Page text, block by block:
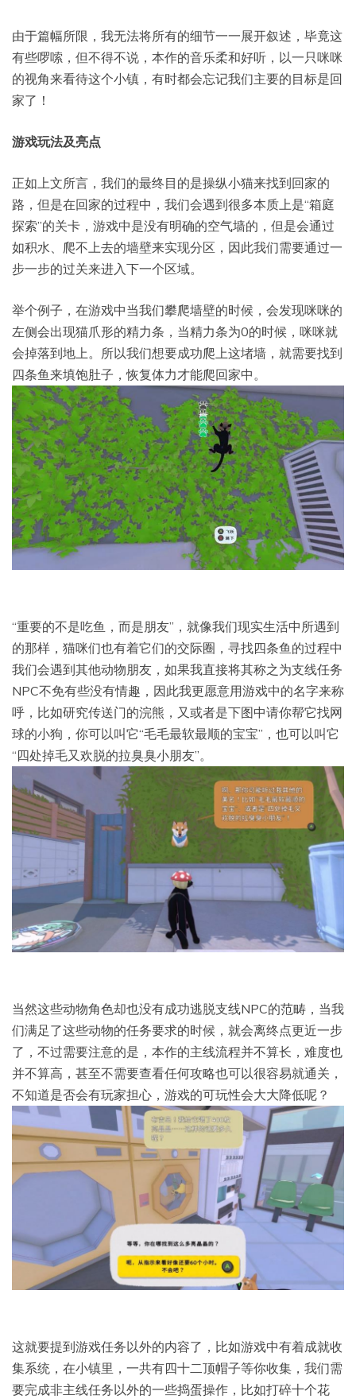
由于篇幅所限，我无法将所有的细节一一展开叙述，毕竟这
有些啰嗦，但不得不说，本作的音乐柔和好听，以一只咪咪
的视角来看待这个小镇，有时都会忘记我们主要的目标是回
家了！
游戏玩法及亮点
正如上文所言，我们的最终目的是操纵小猫来找到回家的
路，但是在回家的过程中，我们会遇到很多本质上是“箱庭
探索”的关卡，游戏中是没有明确的空气墙的，但是会通过
如积水、爬不上去的墙壁来实现分区，因此我们需要通过一
步一步的过关来进入下一个区域。
举个例子，在游戏中当我们攀爬墙壁的时候，会发现咪咪的
左侧会出现猫爪形的精力条，当精力条为0的时候，咪咪就
会掉落到地上。所以我们想要成功爬上这堵墙，就需要找到
四条鱼来填饱肚子，恢复体力才能爬回家中。
“重要的不是吃鱼，而是朋友”，就像我们现实生活中所遇到
的那样，猫咪们也有着它们的交际圈，寻找四条鱼的过程中
我们会遇到其他动物朋友，如果我直接将其称之为支线任务
NPC不免有些没有情趣，因此我更愿意用游戏中的名字来称
呼，比如研究传送门的浣熊，又或者是下图中请你帮它找网
球的小狗，你可以叫它“毛毛最软最顺的宝宝”，也可以叫它
“四处掉毛又欢脱的拉臭臭小朋友”。
当然这些动物角色却也没有成功逃脱支线NPC的范畴，当我
们满足了这些动物的任务要求的时候，就会离终点更近一步
了，不过需要注意的是，本作的主线流程并不算长，难度也
并不算高，甚至不需要查看任何攻略也可以很容易就通关，
不知道是否会有玩家担心，游戏的可玩性会大大降低呢？
这就要提到游戏任务以外的内容了，比如游戏中有着成就收
集系统，在小镇里，一共有四十二顶帽子等你收集，我们需
要完成非主线任务以外的一些捣蛋操作，比如打碎十个花